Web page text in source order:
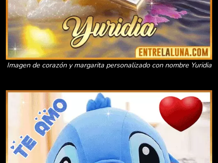
Imagen de corazón y margarita personalizado con nombre Yuridia